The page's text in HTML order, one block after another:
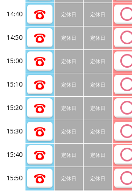
14:40 定休日 定休日
14:50 定休日 定休日
15:00 定休日 定休日
15:10 定休日 定休日
15:20 定休日 定休日
15:30 定休日 定休日
15:40 定休日 定休日
15:50 定休日 定休日